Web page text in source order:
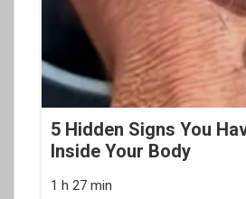
5 Hidden Signs You
Inside Your Body
1 h 27 min